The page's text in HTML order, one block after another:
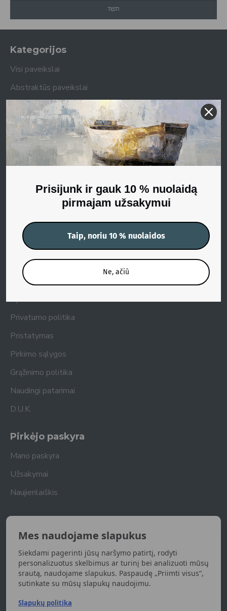
Mes naudojame slapukus
Siekdami pagerinti jūsų naršymo patirtį, rodyti
personalizuotus skelbimus ar turinį bei analizuoti mūsų
srautą, naudojame slapukus. Paspaudę „Priimti visus“,
sutinkate su mūsų slapukų naudojimu.
Slapukų politika
TĘSTI
Kategorijos
Visi paveikslai
Abstraktūs paveikslai
Gamtos paveikslai
Portretų paveikslai
Personažų paveikslai
Porų paveikslai
Siurrealistiniai paveikslai
Informacija
Virtualus drobės "pamatavimas"
Susisiekite
Kaip apsipirkti?
Apie mus
Privatumo politika
Pristatymas
Pirkimo sąlygos
Grąžinimo politika
Naudingi patarimai
D.U.K.
Pirkėjo paskyra
Mano paskyra
Užsakymai
Naujienlaiškis
Naujienlaiškis
Gaukite naujienas apie naujas prekes
UŽSISAKYTI
Susipažinau ir sutinku su Privatumo politika
Prisijunk ir gauk 10 % nuolaidą
pirmajam užsakymui
Taip, noriu 10 % nuolaidos
Ne, ačiū